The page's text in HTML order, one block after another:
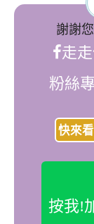
謝謝
走
粉絲
快來
按我!